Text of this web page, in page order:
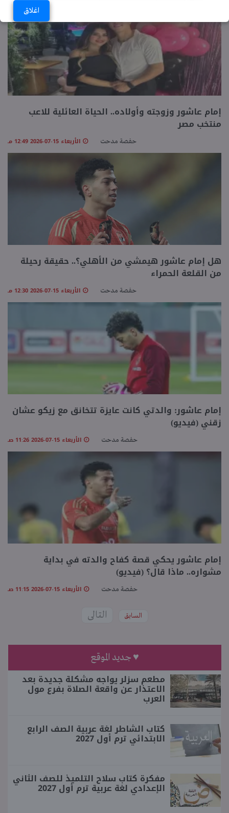
اغلاق
إمام عاشور وزوجته وأولاده.. الحياة العائلية للاعب
منتخب مصر
حفصة مدحت الأربعاء 15-07-2026 12:49 مـ
هل إمام عاشور هيمشي من الأهلي؟.. حقيقة رحيلة
من القلعة الحمراء
حفصة مدحت الأربعاء 15-07-2026 12:30 مـ
إمام عاشور: والدتي كانت عايزة تتخانق مع زيكو عشان
زقني (فيديو)
حفصة مدحت الأربعاء 15-07-2026 11:26 صـ
إمام عاشور يحكي قصة كفاح والدته في بداية
مشواره.. ماذا قال؟ (فيديو)
حفصة مدحت الأربعاء 15-07-2026 11:15 صـ
السابق التالى
♥ جديد الموقع
مطعم سزلر يواجه مشكلة جديدة بعد
الاعتذار عن واقعة الصلاة بفرع مول
العرب
كتاب الشاطر لغة عربية الصف الرابع
الابتدائي ترم أول 2027
مفكرة كتاب سلاح التلميذ للصف الثاني
الإعدادي لغة عربية ترم أول 2027